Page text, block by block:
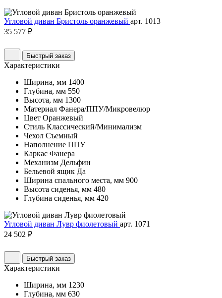
Угловой диван Бристоль оранжевый арт. 1013
35 577 ₽
Быстрый заказ
Характеристики
Ширина, мм 1400
Глубина, мм 550
Высота, мм 1300
Материал Фанера/ППУ/Микровелюр
Цвет Оранжевый
Стиль Классический/Минимализм
Чехол Съемный
Наполнение ППУ
Каркас Фанера
Механизм Дельфин
Бельевой ящик Да
Ширина спального места, мм 900
Высота сиденья, мм 480
Глубина сиденья, мм 420
Угловой диван Лувр фиолетовый арт. 1071
24 502 ₽
Быстрый заказ
Характеристики
Ширина, мм 1230
Глубина, мм 630